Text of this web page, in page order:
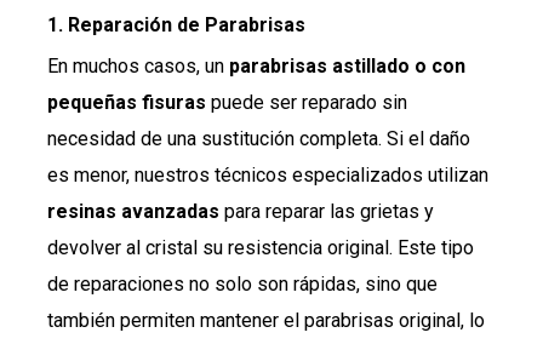
1. Reparación de Parabrisas
En muchos casos, un parabrisas astillado o con
pequeñas fisuras puede ser reparado sin
necesidad de una sustitución completa. Si el daño
es menor, nuestros técnicos especializados utilizan
resinas avanzadas para reparar las grietas y
devolver al cristal su resistencia original. Este tipo
de reparaciones no solo son rápidas, sino que
también permiten mantener el parabrisas original, lo